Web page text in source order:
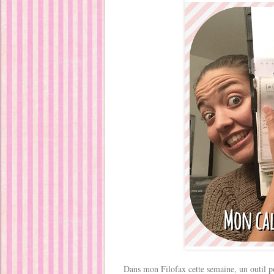
Dans mon Filofax cette semaine, un outil